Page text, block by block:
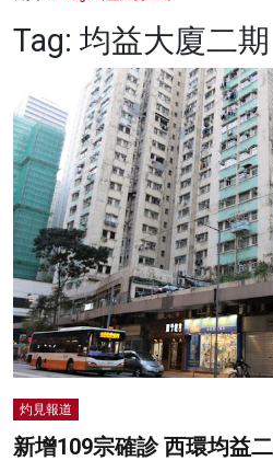
商業
科技
影片
名家榜
灼見活動
關於我們
Tag: 均益大廈二期
灼見報道
新增109宗確診 西環均益